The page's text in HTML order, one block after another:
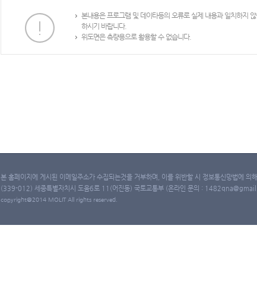
본내용은 프로그램 및 데이타등의 오류로 실제 내용과 일치하지
하시기 바랍니다.
위도면은 측량용으로 활용할 수 없습니다.
본 홈페이지에 게시된 이메일주소가 수집되는것을 거부하며, 이를 위반할 시 정보통신망법에 의
(339-012) 세종특별자치시 도움6로 11(어진동) 국토교통부 (온라인 문의 :
copyright@2014 MOLIT All rights reserved.